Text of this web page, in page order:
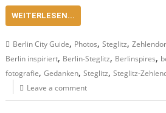
WEITERLESEN...
Berlin City Guide, Photos,Steglitz,
Berlin inspiriert, Berlin-Steglitz, Berlinspires,
fotografie,Gedanken,Steglitz,Steglitz-
Leave a comment